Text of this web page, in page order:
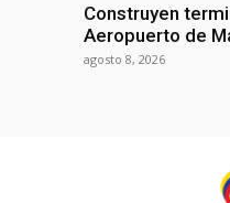
Construyen
Aeropuerto de
agosto 8, 2026